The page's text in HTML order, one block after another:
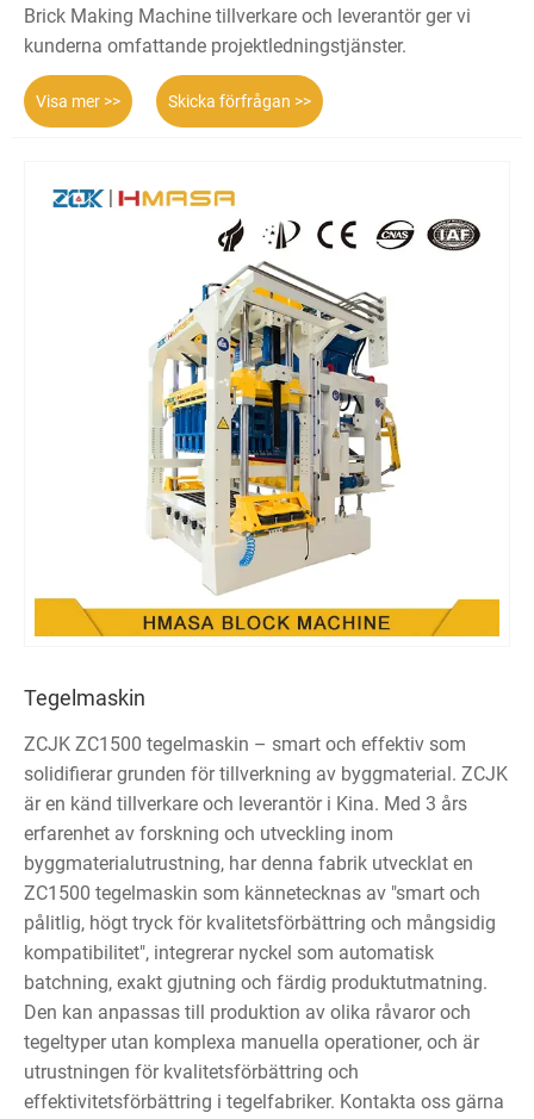
Brick Making Machine tillverkare och leverantör ger vi
kunderna omfattande projektledningstjänster.
Visa mer >> Skicka förfrågan >>
Tegelmaskin
ZCJK ZC1500 tegelmaskin – smart och effektiv som
solidifierar grunden för tillverkning av byggmaterial. ZCJK
är en känd tillverkare och leverantör i Kina. Med 3 års
erfarenhet av forskning och utveckling inom
byggmaterialutrustning, har denna fabrik utvecklat en
ZC1500 tegelmaskin som kännetecknas av "smart och
pålitlig, högt tryck för kvalitetsförbättring och mångsidig
kompatibilitet", integrerar nyckel som automatisk
batchning, exakt gjutning och färdig produktutmatning.
Den kan anpassas till produktion av olika råvaror och
tegeltyper utan komplexa manuella operationer, och är
utrustningen för kvalitetsförbättring och
effektivitetsförbättring i tegelfabriker. Kontakta oss gärna